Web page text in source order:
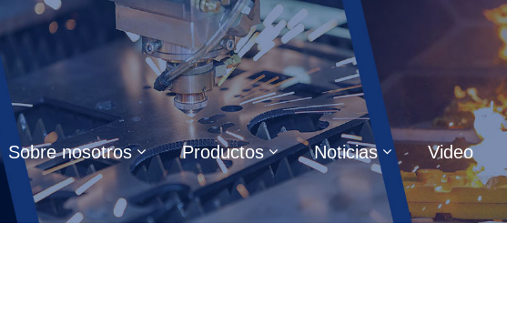
Sobre nosotros Productos Noticias Video